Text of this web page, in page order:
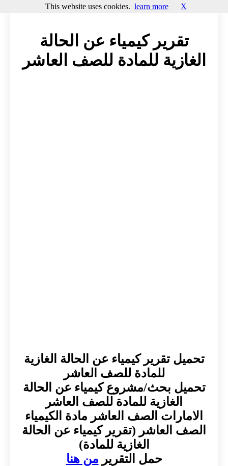
تقرير كيمياء عن الحالة
الغازية للمادة للصف العاشر
تحميل تقرير كيمياء عن الحالة الغازية
للمادة للصف العاشر
تحميل بحث/مشروع كيمياء عن الحالة
الغازية للمادة للصف العاشر
الامارات الصف العاشر مادة الكيمياء
الصف العاشر (تقرير كيمياء عن الحالة
الغازية للمادة)
حمل التقرير من هنا
This website uses cookies. learn more X